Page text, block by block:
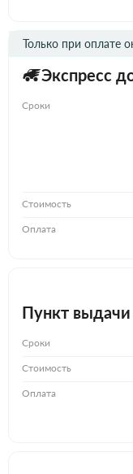
Экспресс
Только при оплате
Сроки
Стоимость
Оплата
Пункт
Сроки
Стоимость
Оплата